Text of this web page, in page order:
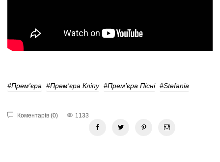
#Прем'єра #Прем'єра Кліпу #Прем'єра Пісні #Stefania
Коментарів (0) 1133